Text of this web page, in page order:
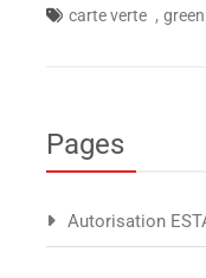
carte verte ,
Pages
Autorisation